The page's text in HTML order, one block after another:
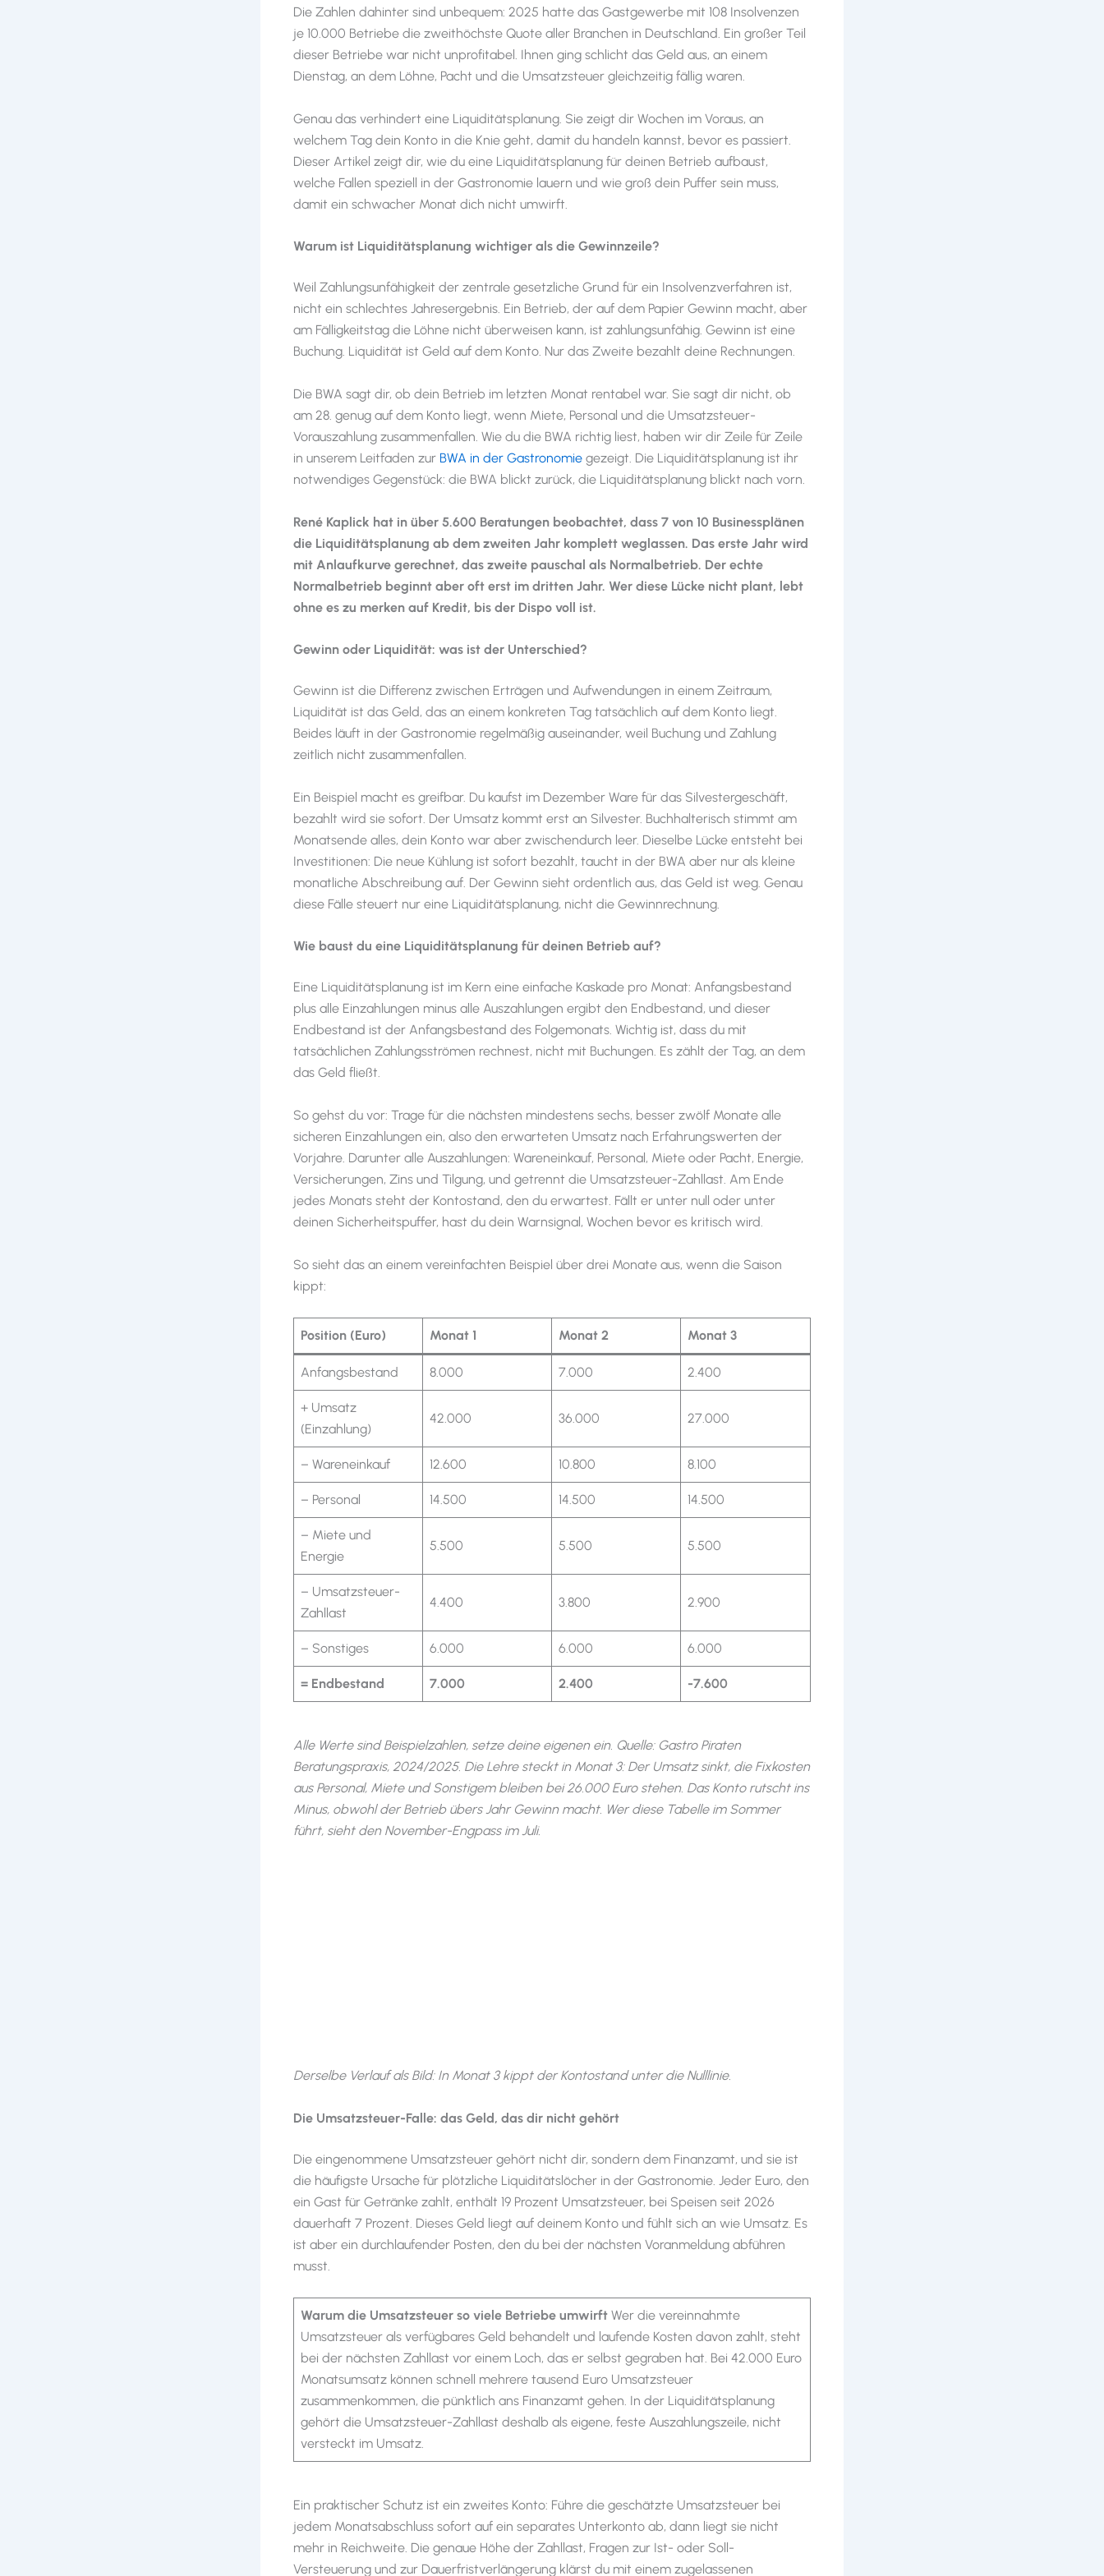
Die Zahlen dahinter sind unbequem: 2025 hatte das Gastgewerbe mit 108 Insolvenzen
je 10.000 Betriebe die zweithöchste Quote aller Branchen in Deutschland. Ein großer Teil
dieser Betriebe war nicht unprofitabel. Ihnen ging schlicht das Geld aus, an einem
Dienstag, an dem Löhne, Pacht und die Umsatzsteuer gleichzeitig fällig waren.
Genau das verhindert eine Liquiditätsplanung. Sie zeigt dir Wochen im Voraus, an
welchem Tag dein Konto in die Knie geht, damit du handeln kannst, bevor es passiert.
Dieser Artikel zeigt dir, wie du eine Liquiditätsplanung für deinen Betrieb aufbaust,
welche Fallen speziell in der Gastronomie lauern und wie groß dein Puffer sein muss,
damit ein schwacher Monat dich nicht umwirft.
Warum ist Liquiditätsplanung wichtiger als die Gewinnzeile?
Weil Zahlungsunfähigkeit der zentrale gesetzliche Grund für ein Insolvenzverfahren ist,
nicht ein schlechtes Jahresergebnis. Ein Betrieb, der auf dem Papier Gewinn macht, aber
am Fälligkeitstag die Löhne nicht überweisen kann, ist zahlungsunfähig. Gewinn ist eine
Buchung. Liquidität ist Geld auf dem Konto. Nur das Zweite bezahlt deine Rechnungen.
Die BWA sagt dir, ob dein Betrieb im letzten Monat rentabel war. Sie sagt dir nicht, ob
am 28. genug auf dem Konto liegt, wenn Miete, Personal und die Umsatzsteuer-
Vorauszahlung zusammenfallen. Wie du die BWA richtig liest, haben wir dir Zeile für Zeile
in unserem Leitfaden zur BWA in der Gastronomie gezeigt. Die Liquiditätsplanung ist ihr
notwendiges Gegenstück: die BWA blickt zurück, die Liquiditätsplanung blickt nach vorn.
René Kaplick hat in über 5.600 Beratungen beobachtet, dass 7 von 10 Businessplänen
die Liquiditätsplanung ab dem zweiten Jahr komplett weglassen. Das erste Jahr wird
mit Anlaufkurve gerechnet, das zweite pauschal als Normalbetrieb. Der echte
Normalbetrieb beginnt aber oft erst im dritten Jahr. Wer diese Lücke nicht plant, lebt
ohne es zu merken auf Kredit, bis der Dispo voll ist.
Gewinn oder Liquidität: was ist der Unterschied?
Gewinn ist die Differenz zwischen Erträgen und Aufwendungen in einem Zeitraum,
Liquidität ist das Geld, das an einem konkreten Tag tatsächlich auf dem Konto liegt.
Beides läuft in der Gastronomie regelmäßig auseinander, weil Buchung und Zahlung
zeitlich nicht zusammenfallen.
Ein Beispiel macht es greifbar. Du kaufst im Dezember Ware für das Silvestergeschäft,
bezahlt wird sie sofort. Der Umsatz kommt erst an Silvester. Buchhalterisch stimmt am
Monatsende alles, dein Konto war aber zwischendurch leer. Dieselbe Lücke entsteht bei
Investitionen: Die neue Kühlung ist sofort bezahlt, taucht in der BWA aber nur als kleine
monatliche Abschreibung auf. Der Gewinn sieht ordentlich aus, das Geld ist weg. Genau
diese Fälle steuert nur eine Liquiditätsplanung, nicht die Gewinnrechnung.
Wie baust du eine Liquiditätsplanung für deinen Betrieb auf?
Eine Liquiditätsplanung ist im Kern eine einfache Kaskade pro Monat: Anfangsbestand
plus alle Einzahlungen minus alle Auszahlungen ergibt den Endbestand, und dieser
Endbestand ist der Anfangsbestand des Folgemonats. Wichtig ist, dass du mit
tatsächlichen Zahlungsströmen rechnest, nicht mit Buchungen. Es zählt der Tag, an dem
das Geld fließt.
So gehst du vor: Trage für die nächsten mindestens sechs, besser zwölf Monate alle
sicheren Einzahlungen ein, also den erwarteten Umsatz nach Erfahrungswerten der
Vorjahre. Darunter alle Auszahlungen: Wareneinkauf, Personal, Miete oder Pacht, Energie,
Versicherungen, Zins und Tilgung, und getrennt die Umsatzsteuer-Zahllast. Am Ende
jedes Monats steht der Kontostand, den du erwartest. Fällt er unter null oder unter
deinen Sicherheitspuffer, hast du dein Warnsignal, Wochen bevor es kritisch wird.
So sieht das an einem vereinfachten Beispiel über drei Monate aus, wenn die Saison
kippt:
Position (Euro) Monat 1 Monat 2 Monat 3
Anfangsbestand 8.000 7.000 2.400
+ Umsatz
(Einzahlung)
42.000 36.000 27.000
– Wareneinkauf 12.600 10.800 8.100
– Personal 14.500 14.500 14.500
– Miete und
Energie
5.500 5.500 5.500
– Umsatzsteuer-
Zahllast
4.400 3.800 2.900
– Sonstiges 6.000 6.000 6.000
= Endbestand 7.000 2.400 -7.600
Alle Werte sind Beispielzahlen, setze deine eigenen ein. Quelle: Gastro Piraten
Beratungspraxis, 2024/2025. Die Lehre steckt in Monat 3: Der Umsatz sinkt, die Fixkosten
aus Personal, Miete und Sonstigem bleiben bei 26.000 Euro stehen. Das Konto rutscht ins
Minus, obwohl der Betrieb übers Jahr Gewinn macht. Wer diese Tabelle im Sommer
führt, sieht den November-Engpass im Juli.
Derselbe Verlauf als Bild: In Monat 3 kippt der Kontostand unter die Nulllinie.
Die Umsatzsteuer-Falle: das Geld, das dir nicht gehört
Die eingenommene Umsatzsteuer gehört nicht dir, sondern dem Finanzamt, und sie ist
die häufigste Ursache für plötzliche Liquiditätslöcher in der Gastronomie. Jeder Euro, den
ein Gast für Getränke zahlt, enthält 19 Prozent Umsatzsteuer, bei Speisen seit 2026
dauerhaft 7 Prozent. Dieses Geld liegt auf deinem Konto und fühlt sich an wie Umsatz. Es
ist aber ein durchlaufender Posten, den du bei der nächsten Voranmeldung abführen
musst.
Warum die Umsatzsteuer so viele Betriebe umwirft Wer die vereinnahmte
Umsatzsteuer als verfügbares Geld behandelt und laufende Kosten davon zahlt, steht
bei der nächsten Zahllast vor einem Loch, das er selbst gegraben hat. Bei 42.000 Euro
Monatsumsatz können schnell mehrere tausend Euro Umsatzsteuer
zusammenkommen, die pünktlich ans Finanzamt gehen. In der Liquiditätsplanung
gehört die Umsatzsteuer-Zahllast deshalb als eigene, feste Auszahlungszeile, nicht
versteckt im Umsatz.
Ein praktischer Schutz ist ein zweites Konto: Führe die geschätzte Umsatzsteuer bei
jedem Monatsabschluss sofort auf ein separates Unterkonto ab, dann liegt sie nicht
mehr in Reichweite. Die genaue Höhe der Zahllast, Fragen zur Ist- oder Soll-
Versteuerung und zur Dauerfristverlängerung klärst du mit einem zugelassenen